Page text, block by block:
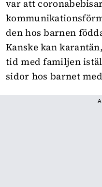
var att
den hos barnen
Kanske kan
tid med familjen
sidor hos barnet